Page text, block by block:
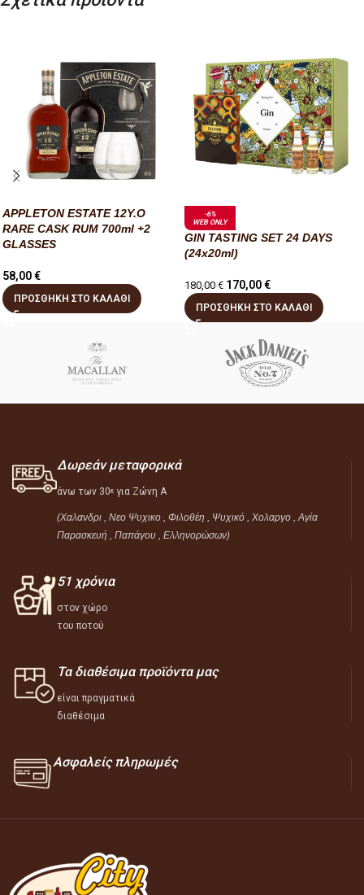
APPLETON ESTATE 12Y.O
RARE CASK RUM 700ml +2
GLASSES
58,00€
ΠΡΟΣΘΉΚΗ ΣΤΟ ΚΑΛΆΘΙ
-6%
WEB ONLY
GIN TASTING SET 24 DAYS
(24x20ml)
180,00€ 170,00€
ΠΡΟΣΘΉΚΗ ΣΤΟ ΚΑΛΆΘΙ
Δωρεάν μεταφορικά
άνω των 30ε για Ζώνη Α
(Χαλανδρι , Νεο Ψυχικο , Φιλοθέη , Ψυχικό , Χολαργο , Αγία
Παρασκευή , Παπάγου , Ελληνορώσων)
51 χρόνια
στον χώρο
του ποτού
Τα διαθέσιμα προϊόντα μας
είναι πραγματικά
διαθέσιμα
Ασφαλείς πληρωμές